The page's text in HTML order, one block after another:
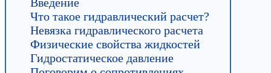
Что такое гидравлический расчет?
Невязка гидравлического расчета
Физические свойства жидкостей
Гидростатическое давление